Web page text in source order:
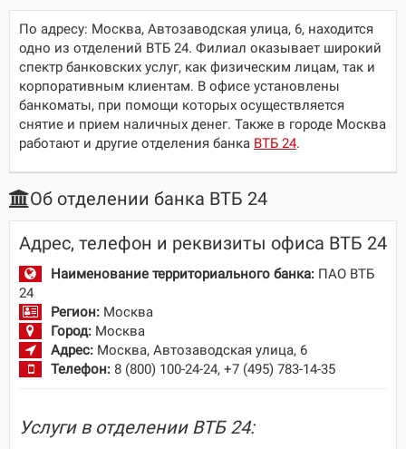
По адресу: Москва, Автозаводская улица, 6, находится
одно из отделений ВТБ 24. Филиал оказывает широкий
спектр банковских услуг, как физическим лицам, так и
корпоративным клиентам. В офисе установлены
банкоматы, при помощи которых осуществляется
снятие и прием наличных денег. Также в городе Москва
работают и другие отделения банка ВТБ 24.
Об отделении банка ВТБ 24
Адрес, телефон и реквизиты офиса ВТБ 24
Наименование территориального банка: ПАО ВТБ
24
Регион: Москва
Город: Москва
Адрес: Москва, Автозаводская улица, 6
Телефон: 8 (800) 100-24-24, +7 (495) 783-14-35
Услуги в отделении ВТБ 24: